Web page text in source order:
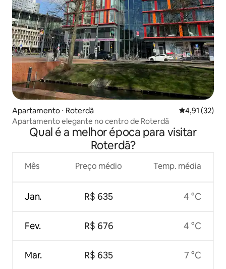
Apartamento ⋅ Roterdã 4,91 de uma
4,91 (32)
Apartamento elegante no centro de Roterdã
Qual é a melhor época para visitar
Roterdã?
Mês
Jan.
Fev.
Mar.
Preço médio
R$ 635
R$ 676
R$ 635
Temp. média
4 °C
4 °C
7 °C